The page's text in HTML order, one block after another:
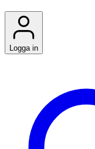
Logga in